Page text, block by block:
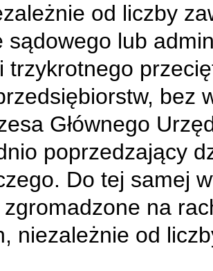
od liczby
sądowego lub
trzykrotnego
bez
Głównego
poprzedzający
Do tej samej
na
niezależnie od